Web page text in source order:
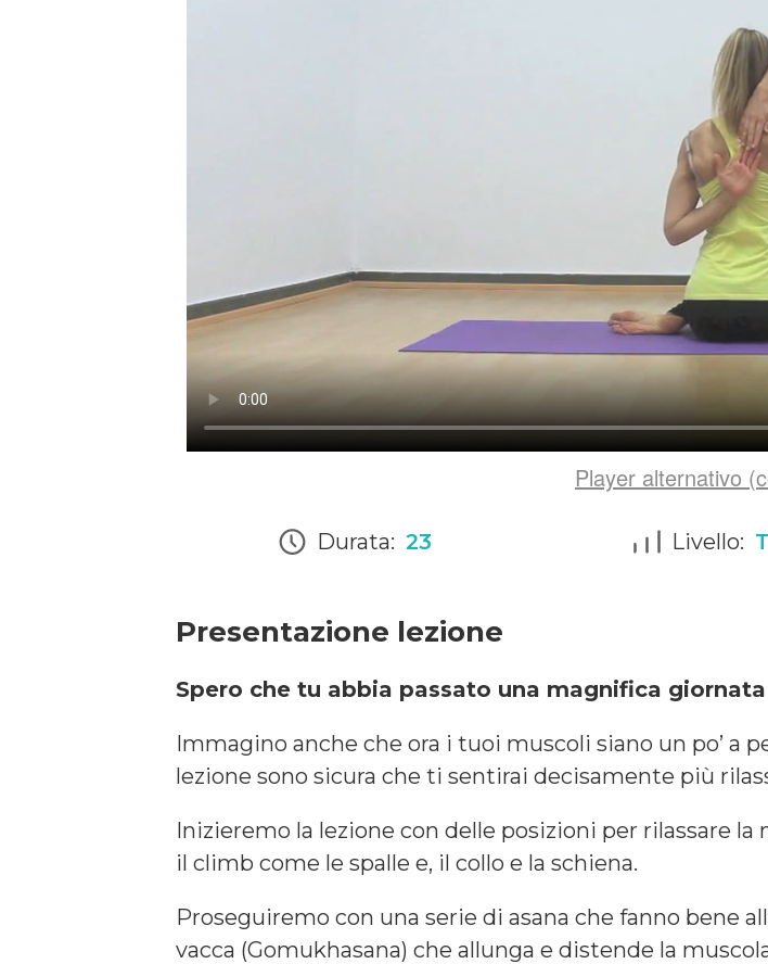
Player alternativo
Durata: 23 Livello:
Presentazione lezione
Spero che tu abbia passato una magnifica
Immagino anche che ora i tuoi muscoli siano un po’ a
lezione sono sicura che ti sentirai decisamente più
Inizieremo la lezione con delle posizioni per rilassare
il climb come le spalle e, il collo e la schiena.
Proseguiremo con una serie di asana che fanno bene
vacca (Gomukhasana) che allunga e distende la